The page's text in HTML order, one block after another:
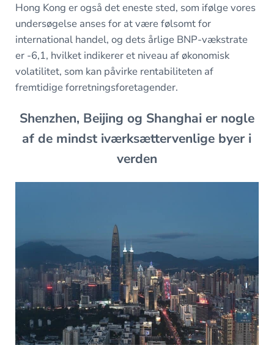
Hong Kong er også det eneste sted, som ifølge vores
undersøgelse anses for at være følsomt for
international handel, og dets årlige BNP-vækstrate
er -6,1, hvilket indikerer et niveau af økonomisk
volatilitet, som kan påvirke rentabiliteten af
fremtidige forretningsforetagender.
Shenzhen, Beijing og Shanghai er nogle
af de mindst iværksættervenlige byer i
verden